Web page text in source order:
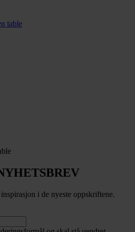
i de nyeste oppskriftene.